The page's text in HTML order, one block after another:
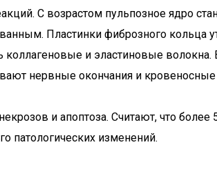
С возрастом пульпозное ядро
Пластинки фиброзного кольца
коллагеновые и эластиновые
нервные окончания и
и апоптоза. Считают, что более
патологических изменений.